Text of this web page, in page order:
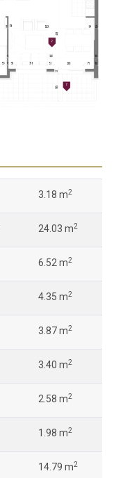
3.18 m2
24.03 m2
6.52 m2
4.35 m2
3.87 m2
3.40 m2
2.58 m2
1.98 m2
14.79 m2